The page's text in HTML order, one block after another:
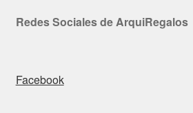
Redes Sociales de ArquiRegalos
Facebook